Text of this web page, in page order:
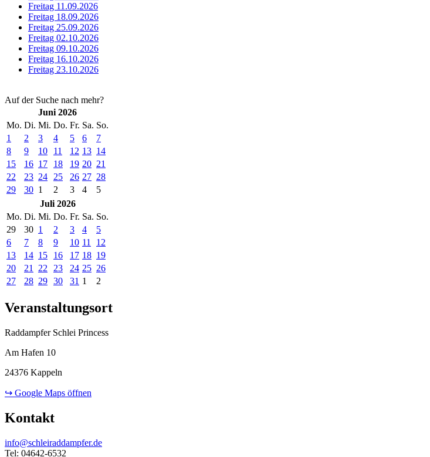
Freitag 11.09.2026
Freitag 18.09.2026
Freitag 25.09.2026
Freitag 02.10.2026
Freitag 09.10.2026
Freitag 16.10.2026
Freitag 23.10.2026
Auf der Suche nach mehr?
Juni 2026
Mo. Di. Mi. Do. Fr. Sa. So.
1
2 3 4 5 6
7
8
9 10 11 12 13 14
15
16 17 18 19 20 21
22
23 24 25 26 27 28
29
30 1 2 3 4
5
Juli 2026
Mo. Di. Mi. Do. Fr. Sa. So.
29
30 1 2 3 4
5
6
7 8 9 10 11
12
13
14 15 16 17 18 19
20
21 22 23 24 25 26
27
28 29 30 31 1 2
Veranstaltungsort
Raddampfer Schlei Princess
Am Hafen 10
24376 Kappeln
↪ Google Maps öffnen
Kontakt
info@schleiraddampfer.de
Tel: 04642-6532